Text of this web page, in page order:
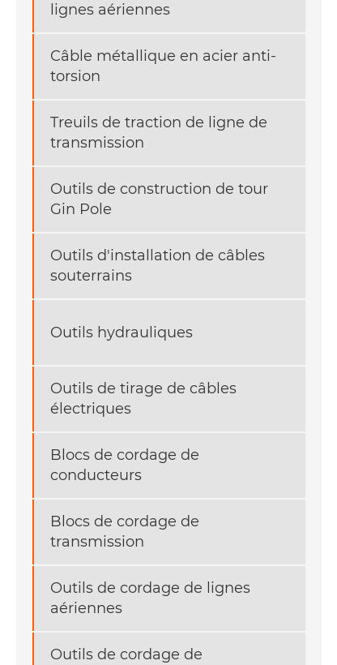
lignes aériennes
Câble métallique en acier anti-
torsion
Treuils de traction de ligne de
transmission
Outils de construction de tour
Gin Pole
Outils d'installation de câbles
souterrains
Outils hydrauliques
Outils de tirage de câbles
électriques
Blocs de cordage de
conducteurs
Blocs de cordage de
transmission
Outils de cordage de lignes
aériennes
Outils de cordage de